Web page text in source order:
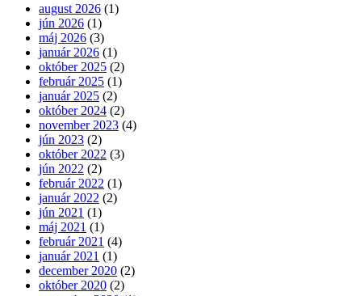
august 2026 (1)
jún 2026 (1)
máj 2026 (3)
január 2026 (1)
október 2025 (2)
február 2025 (1)
január 2025 (2)
október 2024 (2)
november 2023 (4)
jún 2023 (2)
október 2022 (3)
jún 2022 (2)
február 2022 (1)
január 2022 (2)
jún 2021 (1)
máj 2021 (1)
február 2021 (4)
január 2021 (1)
december 2020 (2)
október 2020 (2)